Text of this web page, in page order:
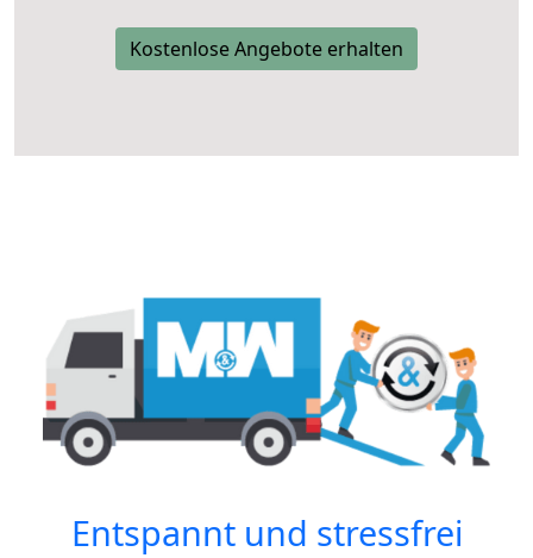
Kostenlose Angebote erhalten
Entspannt und stressfrei